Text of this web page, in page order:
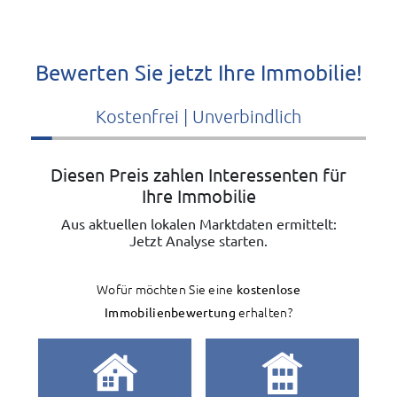
Bewerten Sie jetzt Ihre Immobilie!
Kostenfrei | Unverbindlich
Diesen Preis zahlen Interessenten für
Ihre Immobilie
Aus aktuellen lokalen Marktdaten ermittelt:
Jetzt Analyse starten.
Wofür möchten Sie eine kostenlose
Immobilienbewertung erhalten?